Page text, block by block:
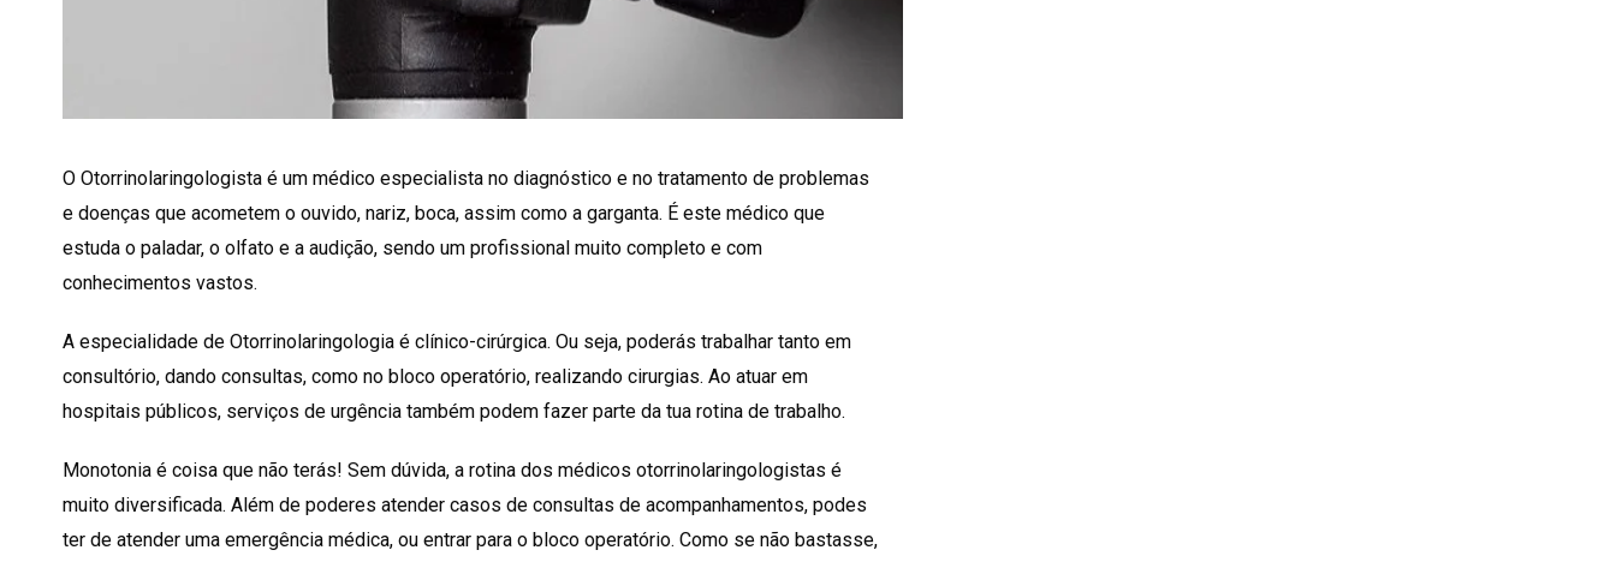
O Otorrinolaringologista é um médico especialista no diagnóstico e no tratamento de problemas
e doenças que acometem o ouvido, nariz, boca, assim como a garganta. É este médico que
estuda o paladar, o olfato e a audição, sendo um profissional muito completo e com
conhecimentos vastos.
A especialidade de Otorrinolaringologia é clínico-cirúrgica. Ou seja, poderás trabalhar tanto em
consultório, dando consultas, como no bloco operatório, realizando cirurgias. Ao atuar em
hospitais públicos, serviços de urgência também podem fazer parte da tua rotina de trabalho.
Monotonia é coisa que não terás! Sem dúvida, a rotina dos médicos otorrinolaringologistas é
muito diversificada. Além de poderes atender casos de consultas de acompanhamentos, podes
ter de atender uma emergência médica, ou entrar para o bloco operatório. Como se não bastasse,